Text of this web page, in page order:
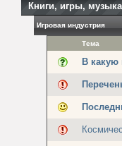
Книги, игры,
Игровая индустрия
Тема
В какую